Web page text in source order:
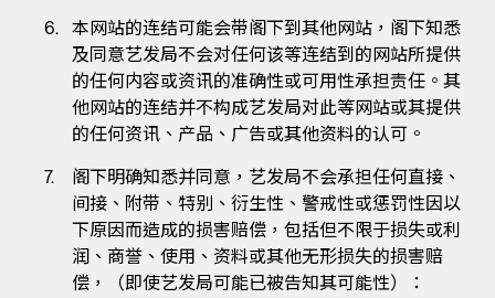
本网站的连结可能会带阁下到其他网站，阁下知悉
及同意艺发局不会对任何该等连结到的网站所提供
的任何内容或资讯的准确性或可用性承担责任。其
他网站的连结并不构成艺发局对此等网站或其提供
的任何资讯、产品、广告或其他资料的认可。
阁下明确知悉并同意，艺发局不会承担任何直接、
间接、附带、特别、衍生性、警戒性或惩罚性因以
下原因而造成的损害赔偿，包括但不限于损失或利
润、商誉、使用、资料或其他无形损失的损害赔
偿，（即使艺发局可能已被告知其可能性）：